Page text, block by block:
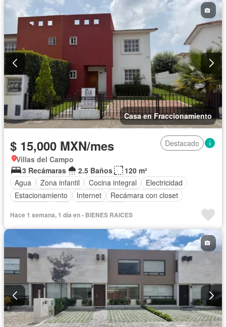
Casa en Fraccionamiento
$ 15,000 MXN/mes
Destacado
Villas del Campo
3 Recámaras
2.5 Baños
120 m²
Agua
Zona infantil Cocina integral
Electricidad
Estacionamiento
Internet
Recámara con closet
Hace 1 semana, 1 día en - BIENES RAICES